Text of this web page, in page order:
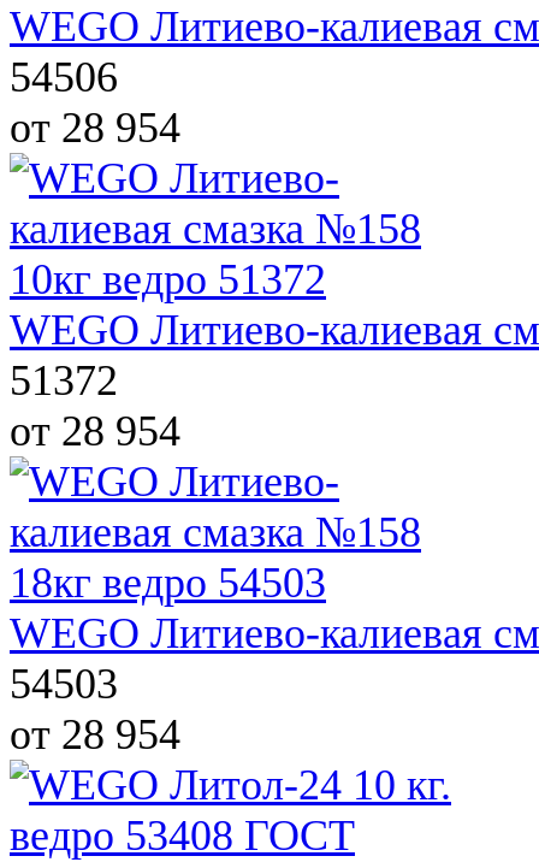
WEGO Литиево-калиевая
54506
от 28 954
WEGO Литиево-калиевая
51372
от 28 954
WEGO Литиево-калиевая
54503
от 28 954